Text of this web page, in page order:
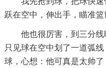
跃在空中，伸出手，瞄准篮
他也很厉害，到三分线
只见球在空中划了一道弧
球，心想：他可真是太帅了